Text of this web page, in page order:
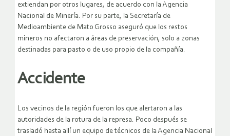
extiendan por otros lugares, de acuerdo con la Agencia
Nacional de Minería. Por su parte, la Secretaría de
Medioambiente de Mato Grosso aseguró que los restos
mineros no afectaron a áreas de preservación, solo a zonas
destinadas para pasto o de uso propio de la compañía.
Accidente
Los vecinos de la región fueron los que alertaron a las
autoridades de la rotura de la represa. Poco después se
trasladó hasta allí un equipo de técnicos de la Agencia Nacional